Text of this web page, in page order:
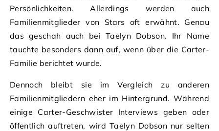
Persönlichkeiten. Allerdings werden auch
Familienmitglieder von Stars oft erwähnt. Genau
das geschah auch bei Taelyn Dobson. Ihr Name
tauchte besonders dann auf, wenn über die Carter-
Familie berichtet wurde.
Dennoch bleibt sie im Vergleich zu anderen
Familienmitgliedern eher im Hintergrund. Während
einige Carter-Geschwister Interviews geben oder
öffentlich auftreten, wird Taelyn Dobson nur selten